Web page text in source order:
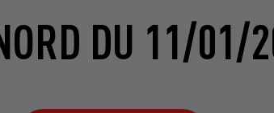
DU 11/01/